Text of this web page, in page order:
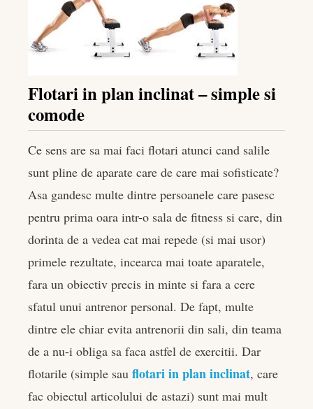
Flotari in plan inclinat – simple si
comode
Ce sens are sa mai faci flotari atunci cand salile
sunt pline de aparate care de care mai sofisticate?
Asa gandesc multe dintre persoanele care pasesc
pentru prima oara intr-o sala de fitness si care, din
dorinta de a vedea cat mai repede (si mai usor)
primele rezultate, incearca mai toate aparatele,
fara un obiectiv precis in minte si fara a cere
sfatul unui antrenor personal. De fapt, multe
dintre ele chiar evita antrenorii din sali, din teama
de a nu-i obliga sa faca astfel de exercitii. Dar
flotarile (simple sau flotari in plan inclinat, care
fac obiectul articolului de astazi) sunt mai mult